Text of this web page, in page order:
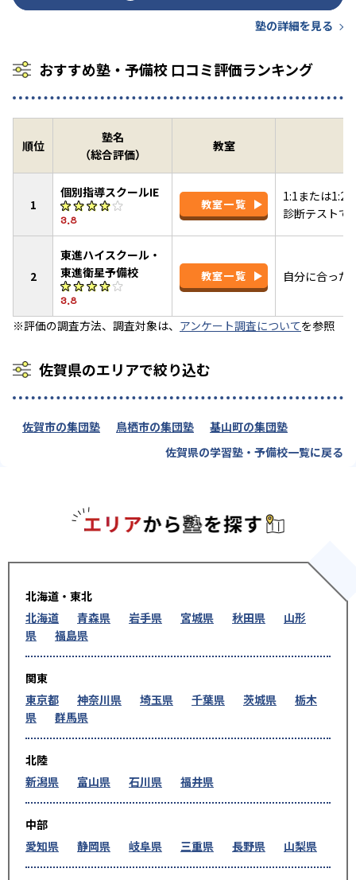
塾の詳細を見る
おすすめ塾・予備校 口コミ評価ランキング
順位
塾名
（総合評価）
教室
1
個別指導スクールIE
3.8
教室一覧
1:1または1:2
診断テストで
2
東進ハイスクール・
東進衛星予備校
3.8
教室一覧 自分に合った
※評価の調査方法、調査対象は、 アンケート調査についてを参照
佐賀県のエリアで絞り込む
佐賀市の集団塾 鳥栖市の集団塾
基山町の集団塾
佐賀県の学習塾・予備校一覧に戻る
北海道・東北
北海道
青森県 岩手県 宮城県 秋田県
山形
県
福島県
関東
東京都
神奈川県 埼玉県 千葉県 茨城県
栃木
県
群馬県
北陸
新潟県
富山県 石川県 福井県
中部
愛知県
静岡県 岐阜県 三重県 長野県 山梨県